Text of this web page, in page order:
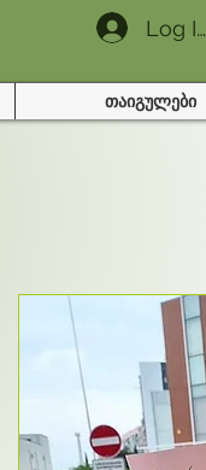
Log In
თაიგულები